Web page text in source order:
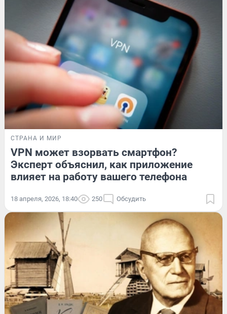
СТРАНА И МИР
VPN может взорвать смартфон?
Эксперт объяснил, как приложение
влияет на работу вашего телефона
18 апреля, 2026, 18:40 250 Обсудить